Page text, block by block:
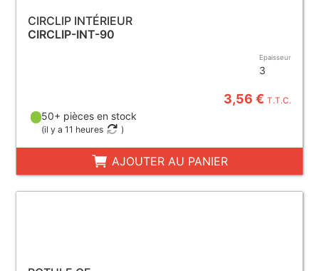
CIRCLIP INTÉRIEUR
CIRCLIP-INT-90
Epaisseur
3
3,56 €T.T.C.
50+ pièces en stock
(il y a 11 heures )
AJOUTER AU PANIER